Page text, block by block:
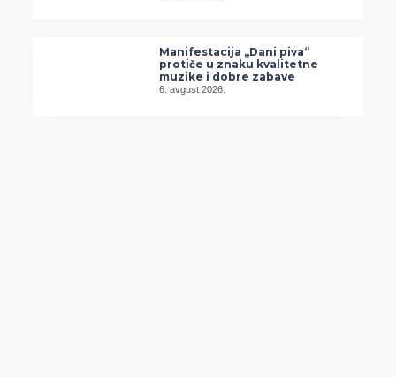
Manifestacija „Dani piva“
protiče u znaku kvalitetne
muzike i dobre zabave
6. avgust 2026.